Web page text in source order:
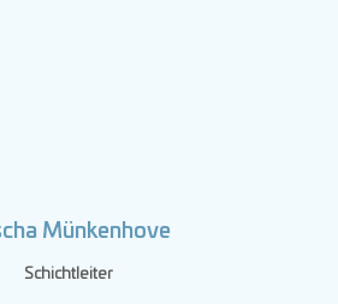
Münkenhove
Schichtleiter